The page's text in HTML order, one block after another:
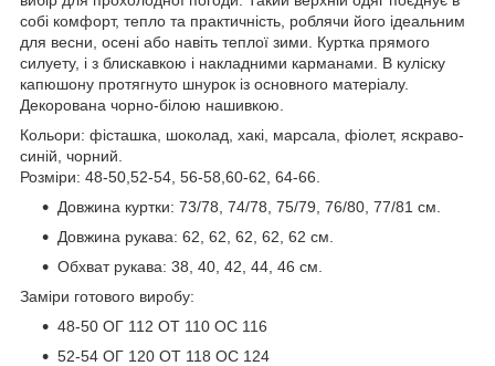
собі комфорт, тепло та практичність, роблячи його ідеальним
для весни, осені або навіть теплої зими. Куртка прямого
силуету, і з блискавкою і накладними карманами. В куліску
капюшону протягнуто шнурок із основного матеріалу.
Декорована чорно-білою нашивкою.
Кольори: фісташка, шоколад, хакі, марсала, фіолет, яскраво-
синій, чорний.
Розміри: 48-50,52-54, 56-58,60-62, 64-66.
Довжина куртки: 73/78, 74/78, 75/79, 76/80, 77/81 см.
Довжина рукава: 62, 62, 62, 62, 62 см.
Обхват рукава: 38, 40, 42, 44, 46 см.
Заміри готового виробу:
48-50 ОГ 112 ОТ 110 ОС 116
52-54 ОГ 120 ОТ 118 ОС 124